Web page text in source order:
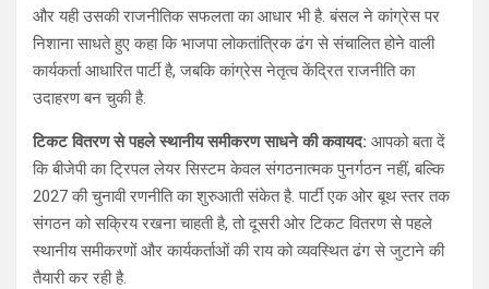
और यही उसकी राजनीतिक सफलता का आधार भी है. बंसल ने कांग्रेस पर
निशाना साधते हुए कहा कि भाजपा लोकतांत्रिक ढंग से संचालित होने वाली
कार्यकर्ता आधारित पार्टी है, जबकि कांग्रेस नेतृत्व केंद्रित राजनीति का
उदाहरण बन चुकी है.
टिकट वितरण से पहले स्थानीय समीकरण साधने की कवायद: आपको बता दें
कि बीजेपी का ट्रिपल लेयर सिस्टम केवल संगठनात्मक पुनर्गठन नहीं, बल्कि
2027 की चुनावी रणनीति का शुरुआती संकेत है. पार्टी एक ओर बूथ स्तर तक
संगठन को सक्रिय रखना चाहती है, तो दूसरी ओर टिकट वितरण से पहले
स्थानीय समीकरणों और कार्यकर्ताओं की राय को व्यवस्थित ढंग से जुटाने की
तैयारी कर रही है.